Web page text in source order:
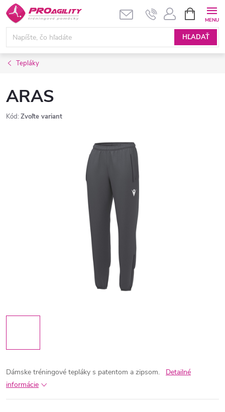
Prejsť
na
obsah
HĽADAŤ
KOŠÍK
Tepláky
ARAS
Kód: Zvoľte variant
Dámske tréningové tepláky s patentom a zipsom.
Detailné
informácie